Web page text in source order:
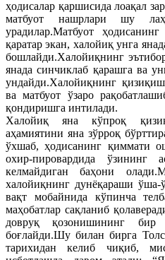
ҳодисалар қаршисида лоақал
матбуот нашрлари шу
урадилар.Матбуот
қаратар экан, халойиқ унга
бошлайди.Халойиқнинг
янада синчиклаб қарашга ва
ундайди.Халойиқнинг
ва матбуот ўзаро
қондиришга интилади.
Халойиқ яна кўпроқ
аҳамиятини яна зўрроқ
ўхшаб, ҳодисанинг қиммати
охир-пировардида ўзининг
келмайдиган баҳони
халойиқнинг дунёқараши
вақт мобайнида кўпинча
маҳобатлар сақланиб
довруқ қозонишининг
боғлайди.Шу билан бирга
тарихидан келиб чиқиб,